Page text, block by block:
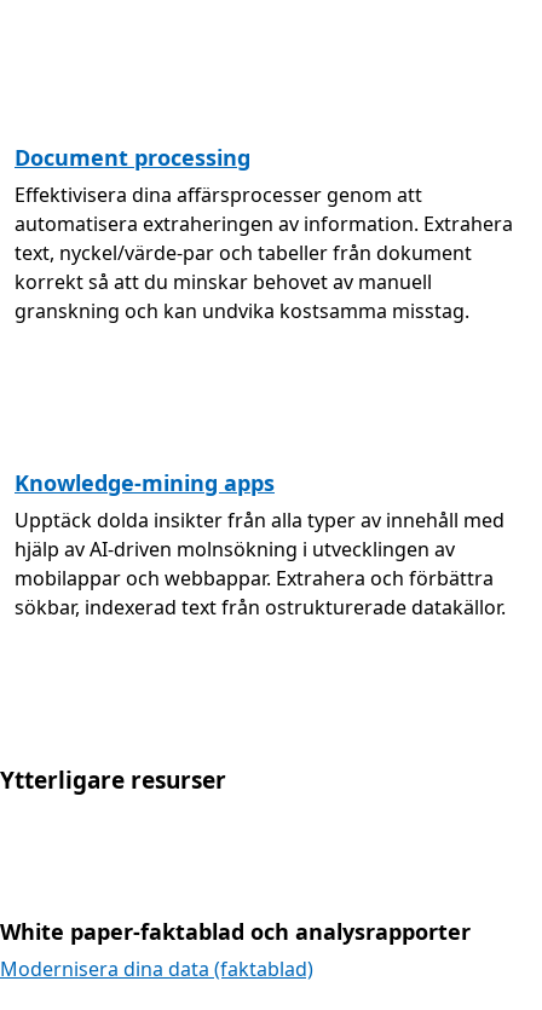
Document processing
Effektivisera dina affärsprocesser genom att
automatisera extraheringen av information. Extrahera
text, nyckel/värde-par och tabeller från dokument
korrekt så att du minskar behovet av manuell
granskning och kan undvika kostsamma misstag.
Knowledge-mining apps
Upptäck dolda insikter från alla typer av innehåll med
hjälp av AI-driven molnsökning i utvecklingen av
mobilappar och webbappar. Extrahera och förbättra
sökbar, indexerad text från ostrukturerade datakällor.
Ytterligare resurser
White paper-faktablad och analysrapporter
Modernisera dina data (faktablad)